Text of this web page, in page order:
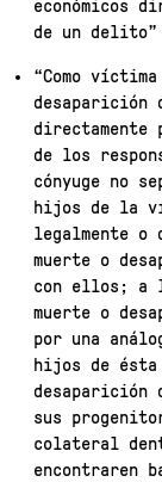
económicos
de un delito”
“Como
desaparición
de los
cónyuge no
hijos de la
legalmente o
muerte o
con ellos; a
muerte o
por una
hijos de ésta
sus
colateral
encontraren